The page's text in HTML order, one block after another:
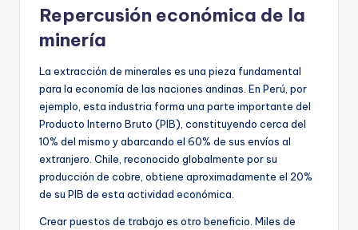
Repercusión económica de la
minería
La extracción de minerales es una pieza fundamental
para la economía de las naciones andinas. En Perú, por
ejemplo, esta industria forma una parte importante del
Producto Interno Bruto (PIB), constituyendo cerca del
10% del mismo y abarcando el 60% de sus envíos al
extranjero. Chile, reconocido globalmente por su
producción de cobre, obtiene aproximadamente el 20%
de su PIB de esta actividad económica.
Crear puestos de trabajo es otro beneficio. Miles de